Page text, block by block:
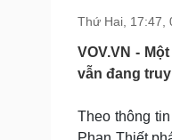
Pháp luật
Vụ án
Tư vấn luật
Thứ Hai, 17:47,
VOV.VN -
vẫn đang
Theo thông